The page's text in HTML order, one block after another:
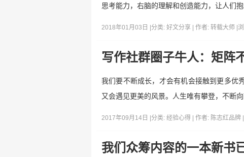
思考能力，右脑的理解和创造能力，让人们抱
2018年01月03日 | 分类: 好文分享 | 作者: 转载大师
写作社群圈子牛人：矩阵
我们要不断成长，才会有机会接触到更多优
又会遇见更美的风景。人生唯有攀登，不断向
2017年09月14日 | 分类: 经验心得 | 作者: 陈志红品牌
我们众筹内容的一本新书